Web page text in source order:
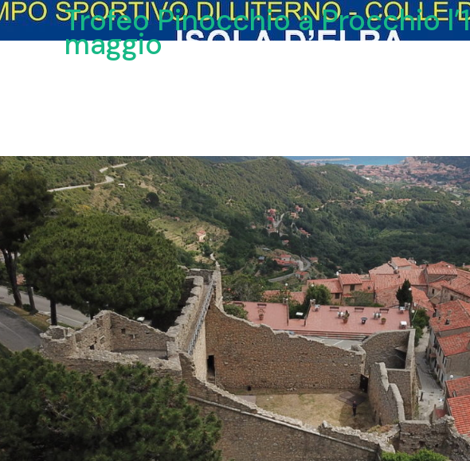
Trofeo Pinocchio a Procchio
maggio